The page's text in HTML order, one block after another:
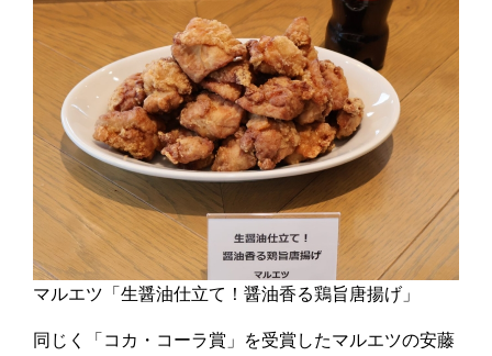
マルエツ「生醤油仕立て！醤油香る鶏旨唐揚げ」
同じく「コカ・コーラ賞」を受賞したマルエツの安藤